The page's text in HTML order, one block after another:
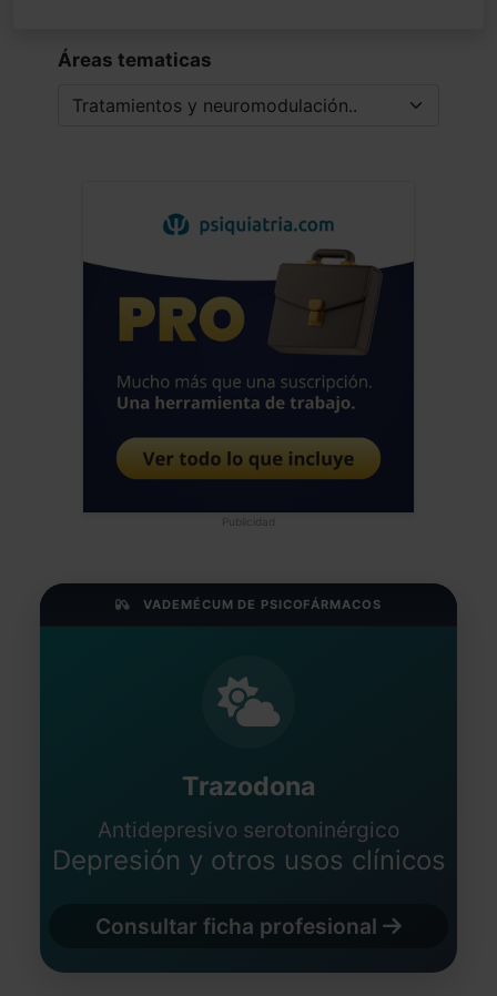
Áreas tematicas
Publicidad
VADEMÉCUM DE PSICOFÁRMACOS
Trazodona
Antidepresivo serotoninérgico
Depresión y otros usos clínicos
Consultar ficha profesional